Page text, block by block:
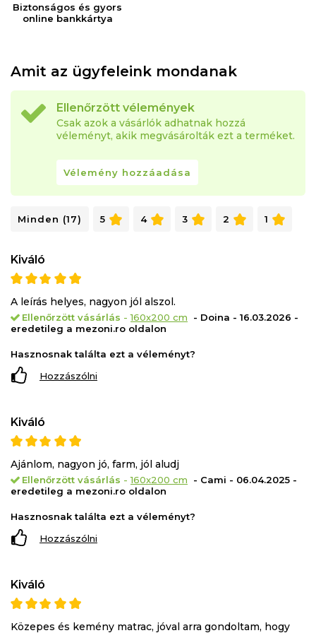
allergia kialakulásának fő tényezői.
javítja a vérkeringést.
A KONFORTA XXL szuper-ortopéd matrac közepes
ergonómiával rendelkező, 140 kg súlyig tartó szuper-
ortopéd matrac.
Mindkét oldalon használható, így hosszabb
A KONFORTA XXL matrac minden alvási pozícióhoz
ajánlott: hátra, oldalra és hasra.
Miért érdemes megvásárolni a Green Future
KONFORTA 20 matracot:
Szuper ortopédiai támogatás
Tartósság
Hipoallergén anyagok
Matracszerkezet:
poliuretán hab
100% mikroszálas huzat szilikon pehelybetétekkel
Matrac magassága: 20 cm (+/-1 cm)
A matrac hímzett és hengerelt. Kérjük, figyelmesen
olvassa el a kezelési és kicsomagolási utasításokat.
Biztonságos és gyors
online bankkártya
Amit az ügyfeleink mondanak
Ellenőrzött vélemények
Csak azok a vásárlók adhatnak hozzá
véleményt, akik megvásárolták ezt a terméket.
Vélemény hozzáadása
Minden (17) 5 4 3 2 1
Kiváló
A leírás helyes, nagyon jól alszol.
Ellenőrzött vásárlás -160x200 cm
- Doina - 16.03.2026 -
eredetileg a mezoni.ro oldalon
Hasznosnak találta ezt a véleményt?
Hozzászólni
Kiváló
Ajánlom, nagyon jó, farm, jól aludj
Ellenőrzött vásárlás -160x200 cm
- Cami - 06.04.2025 -
eredetileg a mezoni.ro oldalon
Hasznosnak találta ezt a véleményt?
Hozzászólni
Kiváló
Közepes és kemény matrac, jóval arra gondoltam, hogy